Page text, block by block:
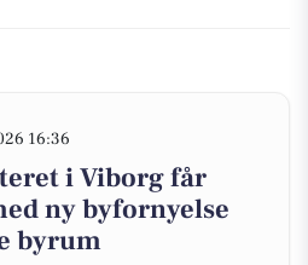
16:36
i Viborg får
ny byfornyelse
byrum